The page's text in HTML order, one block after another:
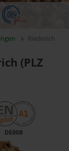
Riederich
(PLZ
DE008